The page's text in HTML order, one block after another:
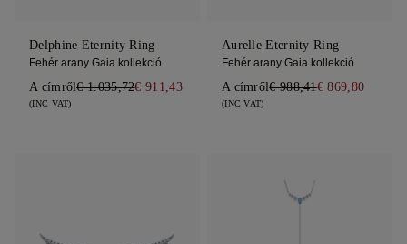
Delphine Eternity Ring
Fehér arany Gaia kollekció
A címről€ 1.035,72€ 911,43
(INC VAT)
Aurelle Eternity Ring
Fehér arany Gaia kollekció
A címről€ 988,41€ 869,80
(INC VAT)